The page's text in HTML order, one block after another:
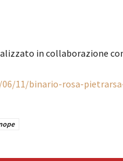
in collaborazione
11/binario-rosa-